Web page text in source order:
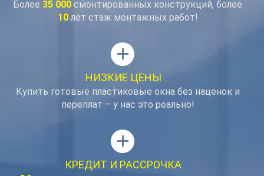
Более 35 000 смонтированных конструкций, более
10лет стаж монтажных работ!
add
НИЗКИЕ ЦЕНЫ
Купить готовые пластиковые окна без наценок и
переплат – у нас это реально!
add
КРЕДИТ И РАССРОЧКА